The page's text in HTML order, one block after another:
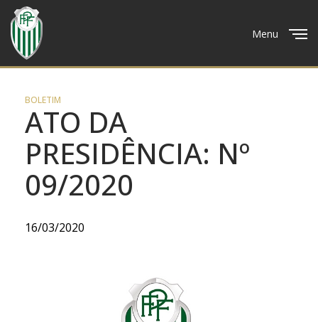
Menu
BOLETIM
ATO DA
PRESIDÊNCIA: Nº
09/2020
16/03/2020